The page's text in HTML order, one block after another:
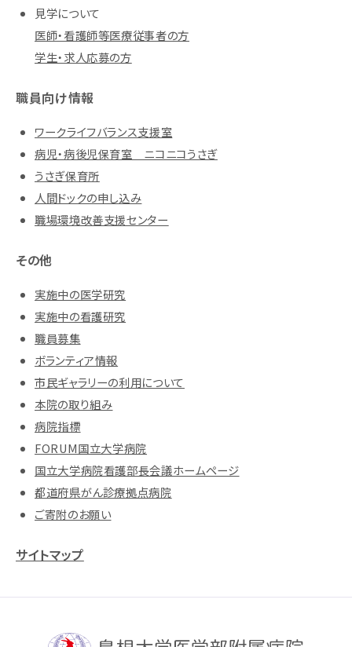
見学について
医師・看護師等医療従事者の方
学生・求人応募の方
職員向け情報
ワークライフバランス支援室
病児・病後児保育室 ニコニコうさぎ
うさぎ保育所
人間ドックの申し込み
職場環境改善支援センター
その他
実施中の医学研究
実施中の看護研究
職員募集
ボランティア情報
市民ギャラリーの利用について
本院の取り組み
病院指標
FORUM国立大学病院
国立大学病院看護部長会議ホームページ
都道府県がん診療拠点病院
ご寄附のお願い
サイトマップ